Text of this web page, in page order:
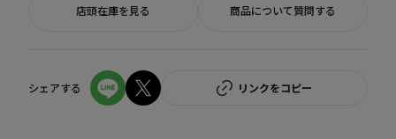
店頭在庫を見る 商品について質問する
シェアする リンクをコピー